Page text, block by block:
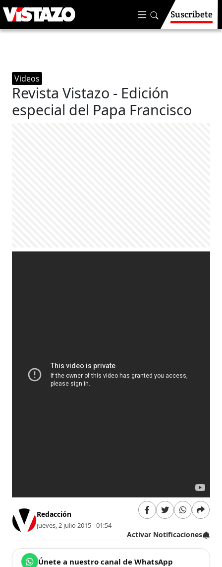
Suscríbete
Videos
Revista Vistazo - Edición
especial del Papa ‪Francisco‬
Redacción
jueves, 2 julio 2015 - 01:54
Activar Notificaciones
Únete a nuestro canal de WhatsApp